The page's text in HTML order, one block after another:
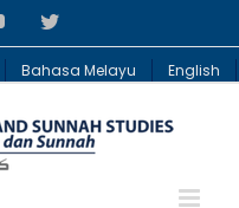
YouTubeTwitter
Bahasa Melayu English